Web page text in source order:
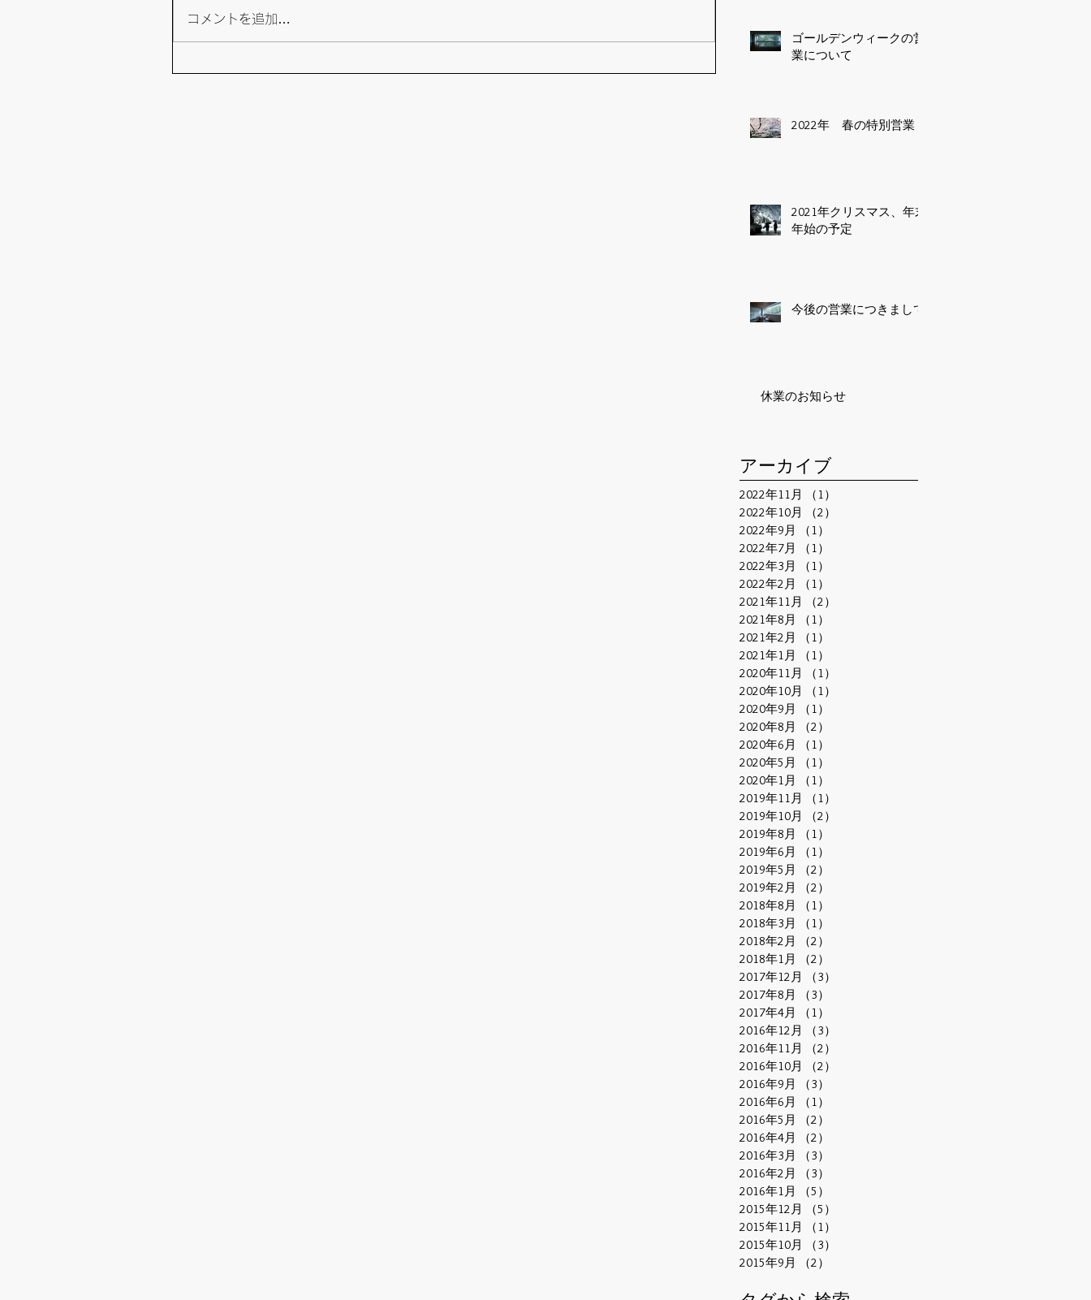
コメントを追加…
ゴールデンウィークの営
業について
2022年 春の特別営業
2021年クリスマス、年末
年始の予定
今後の営業につきまして
休業のお知らせ
アーカイブ
2022年11月 （1）
2022年10月
（2）
2022年9月
（1）
2022年7月
（1）
2022年3月
（1）
2022年2月
（1）
2021年11月
（2）
2021年8月
（1）
2021年2月
（1）
2021年1月
（1）
2020年11月
（1）
2020年10月
（1）
2020年9月
（1）
2020年8月
（2）
2020年6月
（1）
2020年5月
（1）
2020年1月
（1）
2019年11月
（1）
2019年10月
（2）
2019年8月
（1）
2019年6月
（1）
2019年5月
（2）
2019年2月
（2）
2018年8月
（1）
2018年3月
（1）
2018年2月
（2）
2018年1月
（2）
2017年12月
（3）
2017年8月
（3）
2017年4月
（1）
2016年12月
（3）
2016年11月
（2）
2016年10月
（2）
2016年9月
（3）
2016年6月
（1）
2016年5月
（2）
2016年4月
（2）
2016年3月
（3）
2016年2月
（3）
2016年1月
（5）
2015年12月
（5）
2015年11月
（1）
2015年10月
（3）
2015年9月
（2）